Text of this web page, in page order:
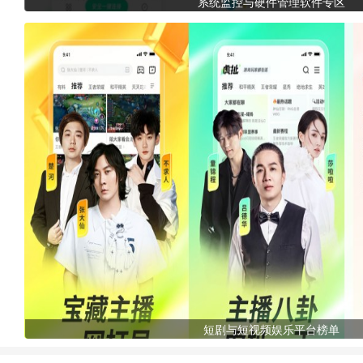
系统监控与硬件管理软件专区
短剧与短视频娱乐平台榜单